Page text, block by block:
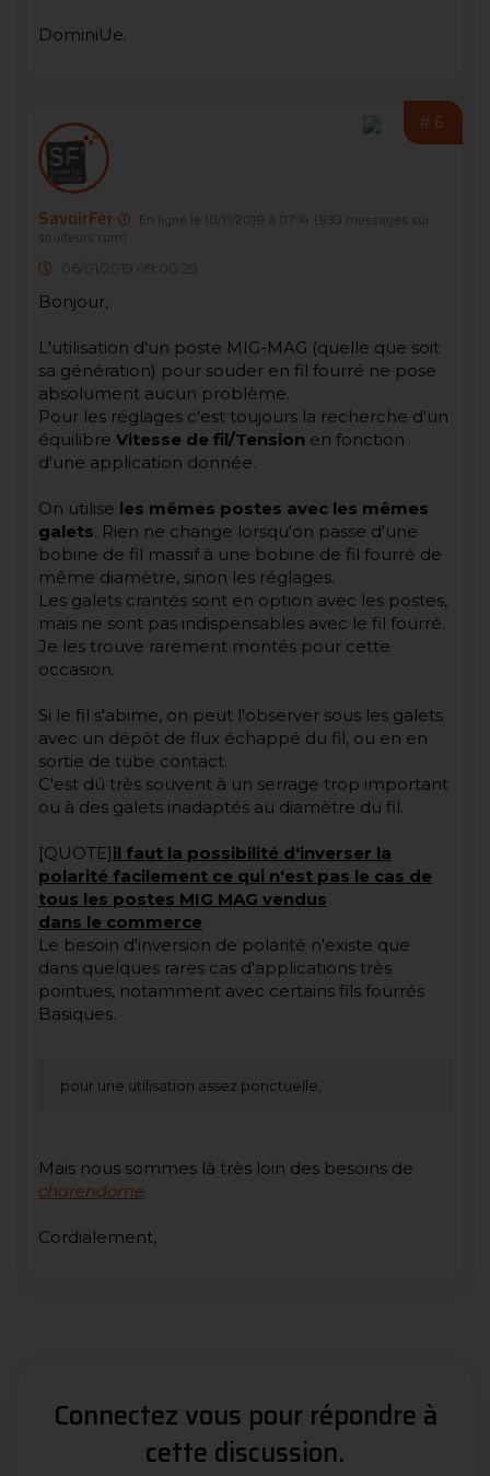
DominiUe.
#6
SavoirFer En ligne le 10/11/2019 à 07:14
(933 messages sur
soudeurs.com)
06/01/2019 09:00:29
Bonjour,
L'utilisation d'un poste MIG-MAG (quelle que soit
sa génération) pour souder en fil fourré ne pose
absolument aucun problème.
Pour les réglages c'est toujours la recherche d'un
équilibre Vitesse de fil/Tension en fonction
d'une application donnée.
On utilise les mêmes postes avec les mêmes
galets. Rien ne change lorsqu'on passe d'une
bobine de fil massif à une bobine de fil fourré de
même diamètre, sinon les réglages.
Les galets crantés sont en option avec les postes,
mais ne sont pas indispensables avec le fil fourré.
Je les trouve rarement montés pour cette
occasion.
Si le fil s'abime, on peut l'observer sous les galets
avec un dépôt de flux échappé du fil, ou en en
sortie de tube contact.
C'est dû très souvent à un serrage trop important
ou à des galets inadaptés au diamètre du fil.
[QUOTE]il faut la possibilité d'inverser la
polarité facilement ce qui n'est pas le cas de
tous les postes MIG MAG vendus
dans le commerce
Le besoin d'inversion de polarité n'existe que
dans quelques rares cas d'applications très
pointues, notamment avec certains fils fourrés
Basiques.
pour une utilisation assez ponctuelle,
Mais nous sommes là très loin des besoins de
charendome
Cordialement,
Connectez vous pour répondre à
cette discussion.